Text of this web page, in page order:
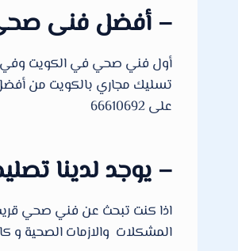
– أفضل فنى
أول فني صحي في الكويت وفي
تسليك مجاري بالكويت من أفضل
على 66610692
– يوجد لدينا
اذا كنت تبحث عن فني صحي
المشكلات والازمات الصحية و